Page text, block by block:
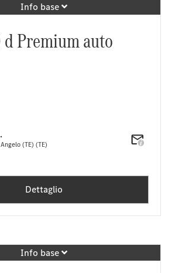
Info base
Premium auto
(TE) (TE)
Dettaglio
Info base